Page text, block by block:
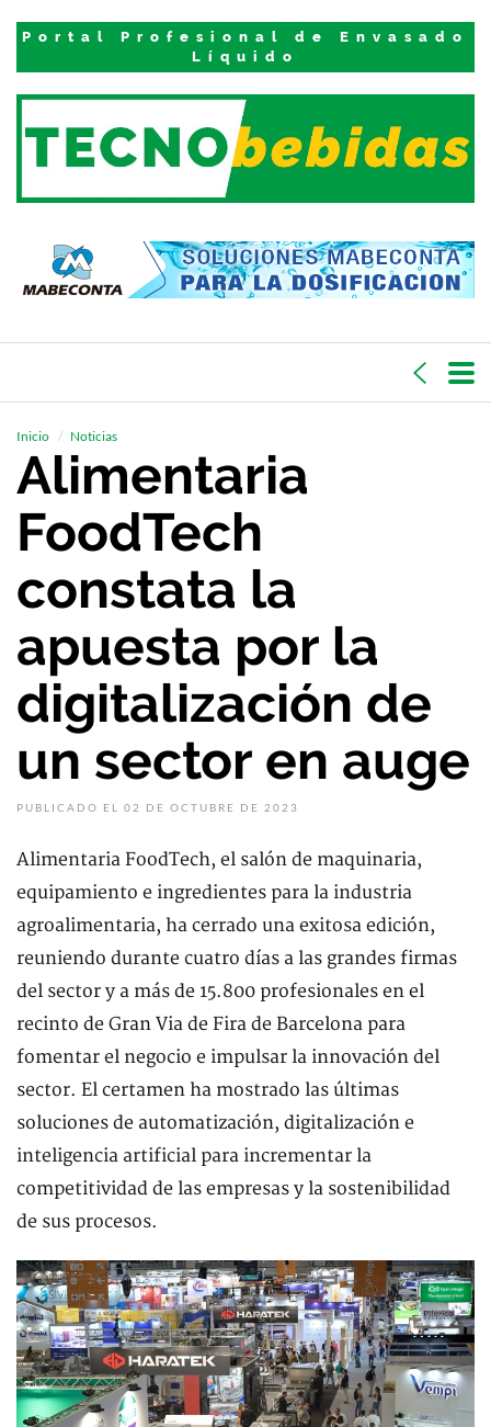
Portal Profesional de Envasado
Líquido
Inicio Noticias
Alimentaria
FoodTech
constata la
apuesta por la
digitalización de
un sector en auge
PUBLICADO EL 02 DE OCTUBRE DE 2023
Alimentaria FoodTech, el salón de maquinaria,
equipamiento e ingredientes para la industria
agroalimentaria, ha cerrado una exitosa edición,
reuniendo durante cuatro días a las grandes firmas
del sector y a más de 15.800 profesionales en el
recinto de Gran Via de Fira de Barcelona para
fomentar el negocio e impulsar la innovación del
sector. El certamen ha mostrado las últimas
soluciones de automatización, digitalización e
inteligencia artificial para incrementar la
competitividad de las empresas y la sostenibilidad
de sus procesos.